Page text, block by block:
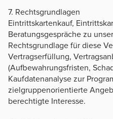
7. Rechtsgrundlagen
Eintrittskartenkauf,
Beratungsgespräche zu
Rechtsgrundlage für diese
Vertragserfüllung,
(Aufbewahrungsfristen,
Kaufdatenanalyse zur
zielgruppenorientierte
berechtigte Interesse.